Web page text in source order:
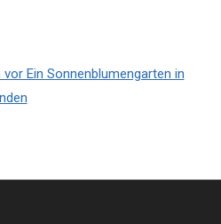
Ein Sonnenblumengarten in